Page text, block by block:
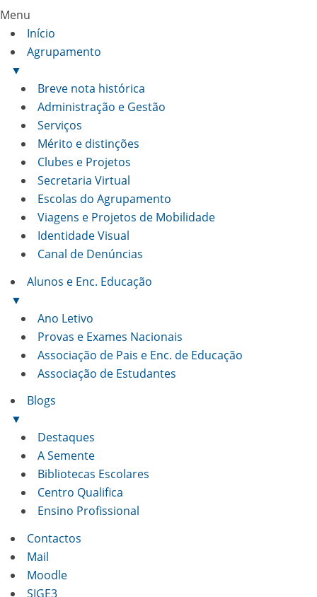
Menu
Início
Agrupamento
▼
Breve nota histórica
Administração e Gestão
Serviços
Mérito e distinções
Clubes e Projetos
Secretaria Virtual
Escolas do Agrupamento
Viagens e Projetos de Mobilidade
Identidade Visual
Canal de Denúncias
Alunos e Enc. Educação
▼
Ano Letivo
Provas e Exames Nacionais
Associação de Pais e Enc. de Educação
Associação de Estudantes
Blogs
▼
Destaques
A Semente
Bibliotecas Escolares
Centro Qualifica
Ensino Profissional
Contactos
Mail
Moodle
SIGE3